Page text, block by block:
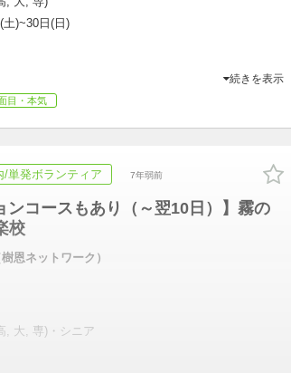
土)~30日(日)
続きを表示
目・本気
/単発ボランティア 7年弱前
ンコースもあり（～翌10日）】霧の
校
恩ネットワーク）
, 大, 専)・シニア